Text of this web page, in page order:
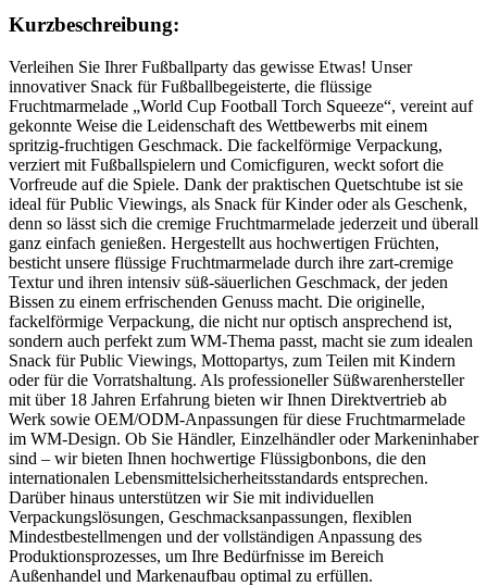
Kurzbeschreibung:
Verleihen Sie Ihrer Fußballparty das gewisse Etwas! Unser
innovativer Snack für Fußballbegeisterte, die flüssige
Fruchtmarmelade „World Cup Football Torch Squeeze“, vereint auf
gekonnte Weise die Leidenschaft des Wettbewerbs mit einem
spritzig-fruchtigen Geschmack. Die fackelförmige Verpackung,
verziert mit Fußballspielern und Comicfiguren, weckt sofort die
Vorfreude auf die Spiele. Dank der praktischen Quetschtube ist sie
ideal für Public Viewings, als Snack für Kinder oder als Geschenk,
denn so lässt sich die cremige Fruchtmarmelade jederzeit und überall
ganz einfach genießen. Hergestellt aus hochwertigen Früchten,
besticht unsere flüssige Fruchtmarmelade durch ihre zart-cremige
Textur und ihren intensiv süß-säuerlichen Geschmack, der jeden
Bissen zu einem erfrischenden Genuss macht. Die originelle,
fackelförmige Verpackung, die nicht nur optisch ansprechend ist,
sondern auch perfekt zum WM-Thema passt, macht sie zum idealen
Snack für Public Viewings, Mottopartys, zum Teilen mit Kindern
oder für die Vorratshaltung. Als professioneller Süßwarenhersteller
mit über 18 Jahren Erfahrung bieten wir Ihnen Direktvertrieb ab
Werk sowie OEM/ODM-Anpassungen für diese Fruchtmarmelade
im WM-Design. Ob Sie Händler, Einzelhändler oder Markeninhaber
sind – wir bieten Ihnen hochwertige Flüssigbonbons, die den
internationalen Lebensmittelsicherheitsstandards entsprechen.
Darüber hinaus unterstützen wir Sie mit individuellen
Verpackungslösungen, Geschmacksanpassungen, flexiblen
Mindestbestellmengen und der vollständigen Anpassung des
Produktionsprozesses, um Ihre Bedürfnisse im Bereich
Außenhandel und Markenaufbau optimal zu erfüllen.